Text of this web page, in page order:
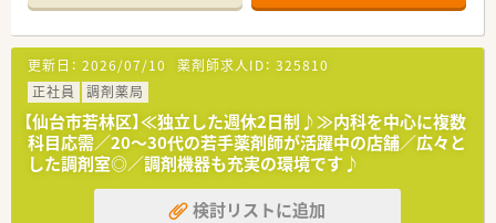
■門前クリニックの診療科目に合わせた開局時間となっており、
平日は18時まで、土曜日は14時までの勤務体制となります。
【勤務実態について】
■残業はほとんど発生しないため、仕事終わりの時間を趣味や家
事、自己研鑽などのプライベートな活動に有効活用できます。
■木曜日と日曜日が固定でお休みとなる週休2日制を採用してお
り、役所や銀行の用事も平日に済ませられるため非常に便利で
す。
■休憩時間は外出することも可能なため、近隣でランチを楽しん
だり買い物を済ませたりと、自由にリフレッシュができます。
更新日： 2026/07/10 薬剤師求人ID： 325810
正社員
調剤薬局
【仙台市若林区】≪独立した週休2日制♪≫内科を中心に複数
科目応需／20～30代の若手薬剤師が活躍中の店舗／広々と
した調剤室◎／調剤機器も充実の環境です♪
検討リストに追加